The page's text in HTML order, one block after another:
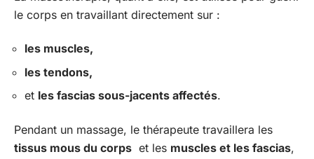
le corps en travaillant directement sur :
les muscles,
les tendons,
et les fascias sous-jacents affectés.
Pendant un massage, le thérapeute travaillera les
tissus mous du corps et les muscles et les fascias,